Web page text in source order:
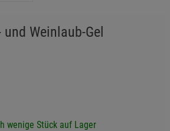
Weinlaub-Gel
wenige Stück auf Lager